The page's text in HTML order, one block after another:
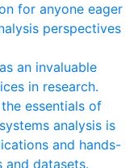
for anyone eager
perspectives
an invaluable
in research.
essentials of
analysis is
and hands-
and datasets.